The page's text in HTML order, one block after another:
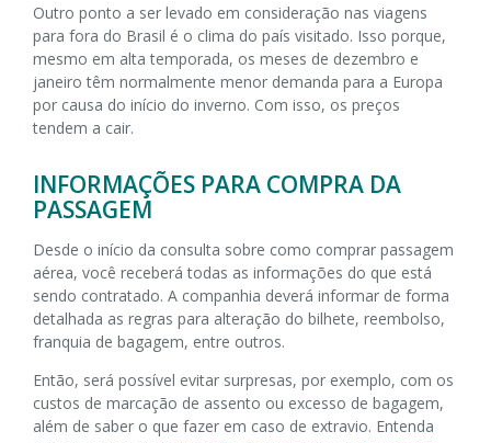
Outro ponto a ser levado em consideração nas viagens
para fora do Brasil é o clima do país visitado. Isso porque,
mesmo em alta temporada, os meses de dezembro e
janeiro têm normalmente menor demanda para a Europa
por causa do início do inverno. Com isso, os preços
tendem a cair.
INFORMAÇÕES PARA COMPRA DA
PASSAGEM
Desde o início da consulta sobre como comprar passagem
aérea, você receberá todas as informações do que está
sendo contratado. A companhia deverá informar de forma
detalhada as regras para alteração do bilhete, reembolso,
franquia de bagagem, entre outros.
Então, será possível evitar surpresas, por exemplo, com os
custos de marcação de assento ou excesso de bagagem,
além de saber o que fazer em caso de extravio. Entenda